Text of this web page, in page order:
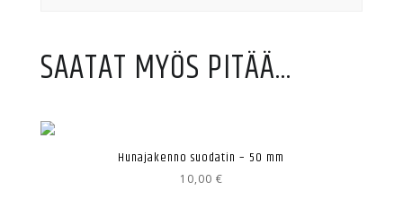
SAATAT MYÖS PITÄÄ...
Hunajakenno suodatin – 50 mm
10,00 €